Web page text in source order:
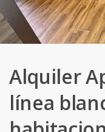
Alquiler
línea